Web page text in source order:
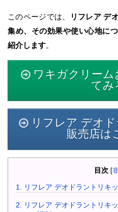
このページでは、
リフレア デ
集め、その効果や使い心地に
紹介します。
ワキガクリー
てみ
リフレア デオ
販売店は
目次 [
1. リフレア デオドラントリキ
2.
リフレア デオドラントリキ